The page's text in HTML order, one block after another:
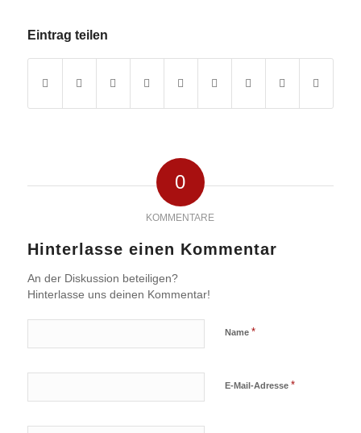
Eintrag teilen
0
KOMMENTARE
Hinterlasse einen Kommentar
An der Diskussion beteiligen?
Hinterlasse uns deinen Kommentar!
Name *
E-Mail-Adresse *